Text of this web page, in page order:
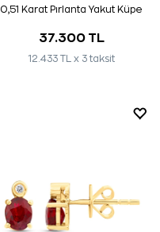
0,51 Karat Pırlanta Yakut Küpe
37.300 TL
12.433 TL x 3 taksit